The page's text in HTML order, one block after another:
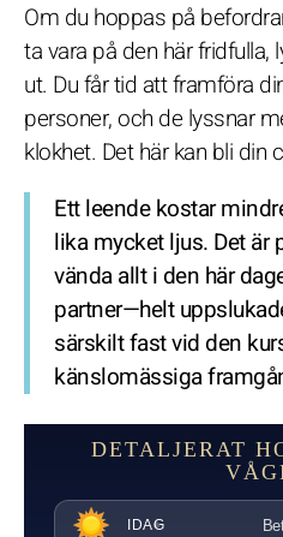
Om du hoppas på
ta vara på den här
ut. Du får tid att framföra
personer, och de lyssnar
klokhet. Det här kan bli din
Ett leende kostar
lika mycket ljus. Det är
vända allt i den här
partner—helt
särskilt fast vid den
känslomässiga
DETALJERAT
IDAG